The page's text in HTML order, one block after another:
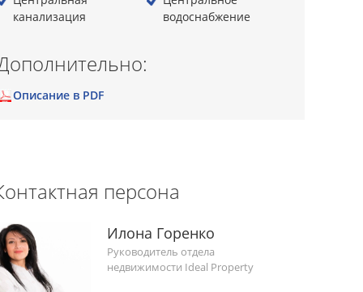
канализация
водоснабжение
Описание в PDF
персона
Илона Горенко
Руководитель отдела
недвижимости Ideal Property